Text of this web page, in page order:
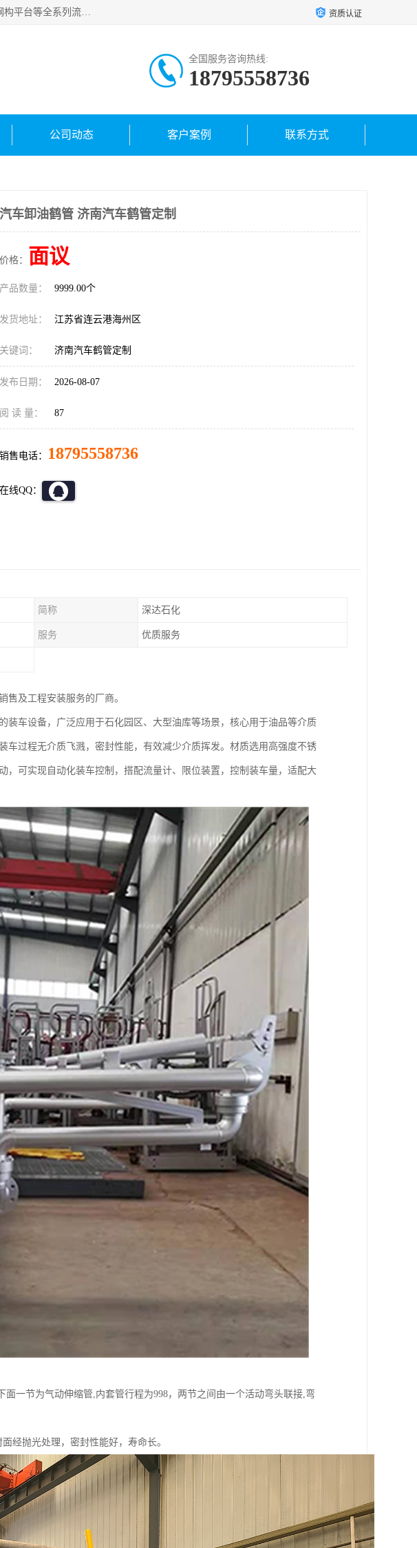
连云港深达石化装备有限公司是从事定量装车系统、船用流体装卸臂、陆用流体装卸臂（鹤管）、活动梯、钢构平台等全系列流体装卸设备的设计、制造、销售以及服务的专业供应商。公司始终以客户为中心，密切跟踪国内外油气储运及装卸设备先进技术的发展，以先进的技术、优质的产品、一流的服务，满足客户需求。 资质认证
全国服务咨询热线:
18795558736
公司动态 客户案例 联系方式
汽车卸油鹤管 济南汽车鹤管定制
价格： 面议
产品数量： 9999.00个
发货地址： 江苏省连云港海州区
关键词： 济南汽车鹤管定制
发布日期： 2026-08-07
阅 读 量： 87
销售电话： 18795558736
在线QQ：
简称 深达石化
服务 优质服务
售及工程安装服务的厂商。
装车设备，广泛应用于石化园区、大型油库等场景，核心用于油品等介质
车过程无介质飞溅，密封性能，有效减少介质挥发。材质选用高强度不锈
，可实现自动化装车控制，搭配流量计、限位装置，控制装车量，适配大
一节为气动伸缩管,内套管行程为998，两节之间由一个活动弯头联接,弯
经抛光处理，密封性能好，寿命长。